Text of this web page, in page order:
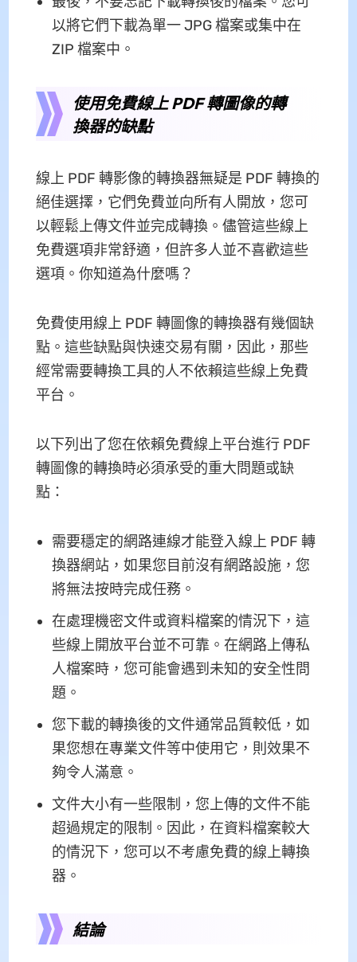
以將它們下載為單一 JPG 檔案或集中在
ZIP 檔案中。
使用免費線上 PDF 轉圖像的轉
換器的缺點
線上 PDF 轉影像的轉換器無疑是 PDF 轉換的
絕佳選擇，它們免費並向所有人開放，您可
以輕鬆上傳文件並完成轉換。儘管這些線上
免費選項非常舒適，但許多人並不喜歡這些
選項。你知道為什麼嗎？
免費使用線上 PDF 轉圖像的轉換器有幾個缺
點。這些缺點與快速交易有關，因此，那些
經常需要轉換工具的人不依賴這些線上免費
平台。
以下列出了您在依賴免費線上平台進行 PDF
轉圖像的轉換時必須承受的重大問題或缺
點：
需要穩定的網路連線才能登入線上 PDF 轉
換器網站，如果您目前沒有網路設施，您
將無法按時完成任務。
在處理機密文件或資料檔案的情況下，這
些線上開放平台並不可靠。在網路上傳私
人檔案時，您可能會遇到未知的安全性問
題。
您下載的轉換後的文件通常品質較低，如
果您想在專業文件等中使用它，則效果不
夠令人滿意。
文件大小有一些限制，您上傳的文件不能
超過規定的限制。因此，在資料檔案較大
的情況下，您可以不考慮免費的線上轉換
器。
結論